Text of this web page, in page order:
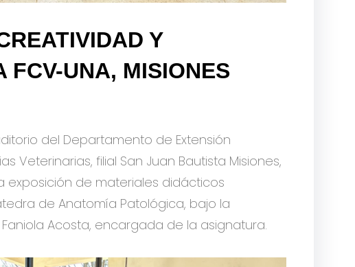
Y
FCV-UNA, MISIONES
del Departamento de Extensión
Veterinarias, filial San Juan Bautista Misiones,
exposición de materiales didácticos
de Anatomía Patológica, bajo la
Acosta, encargada de la asignatura.